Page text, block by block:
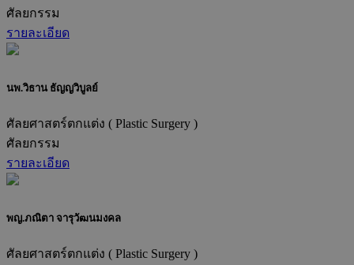
ศัลยกรรม
รายละเอียด
นพ.วิธาน ธัญญวิบูลย์
ศัลยศาสตร์ตกแต่ง ( Plastic Surgery )
ศัลยกรรม
รายละเอียด
พญ.ภณิตา จารุวัฒนมงคล
ศัลยศาสตร์ตกแต่ง ( Plastic Surgery )